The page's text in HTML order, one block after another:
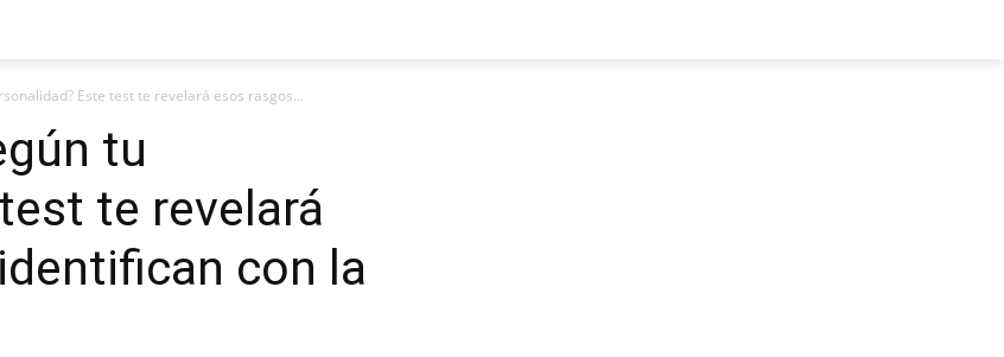
Este test te revelará esos rasgos...
tu
te revelará
con la